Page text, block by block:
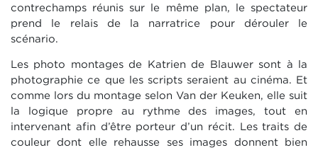
contrechamps réunis sur le même plan, le spectateur
prend le relais de la narratrice pour dérouler le
scénario.
Les photo montages de Katrien de Blauwer sont à la
photographie ce que les scripts seraient au cinéma. Et
comme lors du montage selon Van der Keuken, elle suit
la logique propre au rythme des images, tout en
intervenant afin d’être porteur d’un récit. Les traits de
couleur dont elle rehausse ses images donnent bien